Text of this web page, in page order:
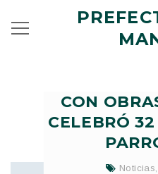
CON
CELEBRÓ
Noticias